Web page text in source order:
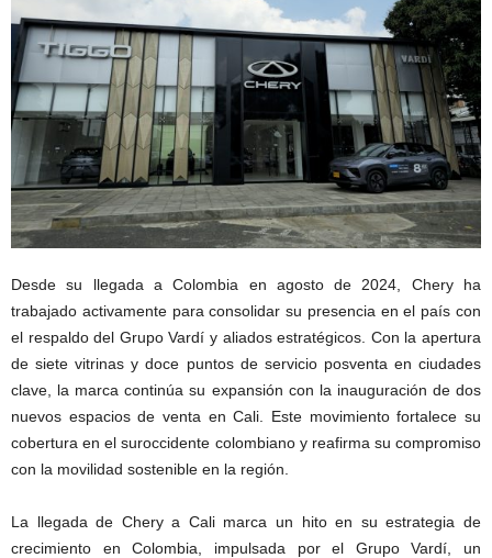
Desde su llegada a Colombia en agosto de 2024, Chery ha
trabajado activamente para consolidar su presencia en el país con
el respaldo del Grupo Vardí y aliados estratégicos. Con la apertura
de siete vitrinas y doce puntos de servicio posventa en ciudades
clave, la marca continúa su expansión con la inauguración de dos
nuevos espacios de venta en Cali. Este movimiento fortalece su
cobertura en el suroccidente colombiano y reafirma su compromiso
con la movilidad sostenible en la región.
La llegada de Chery a Cali marca un hito en su estrategia de
crecimiento en Colombia, impulsada por el Grupo Vardí, un